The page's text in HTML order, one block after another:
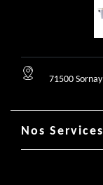
71500 Sornay
Nos Services